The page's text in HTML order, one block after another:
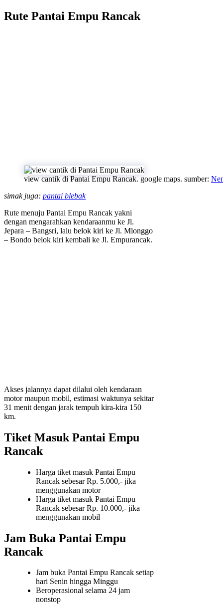
Rute Pantai Empu Rancak
view cantik di Pantai Empu Rancak. google maps. sumber:
simak juga: pantai blebak
Rute menuju Pantai Empu Rancak yakni
dengan mengarahkan kendaraanmu ke Jl.
Jepara – Bangsri, lalu belok kiri ke Jl. Mlonggo
– Bondo belok kiri kembali ke Jl. Empurancak.
Akses jalannya dapat dilalui oleh kendaraan
motor maupun mobil, estimasi waktunya sekitar
31 menit dengan jarak tempuh kira-kira 150
km.
Tiket Masuk Pantai Empu
Rancak
Harga tiket masuk Pantai Empu
Rancak sebesar Rp. 5.000,- jika
menggunakan motor
Harga tiket masuk Pantai Empu
Rancak sebesar Rp. 10.000,- jika
menggunakan mobil
Jam Buka Pantai Empu
Rancak
Jam buka Pantai Empu Rancak setiap
hari Senin hingga Minggu
Beroperasional selama 24 jam
nonstop